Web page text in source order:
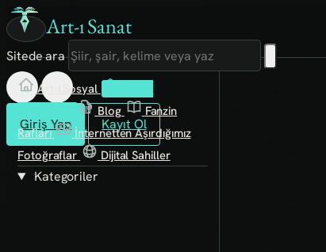
Art-ı Sanat
Sitede ara
Giriş Yap Kayıt Ol
Art-ı Sosyal
Blog
Fanzin
Rafları
İnternetten Aşırdığımız
Fotoğraflar
Dijital Sahiller
Kategoriler